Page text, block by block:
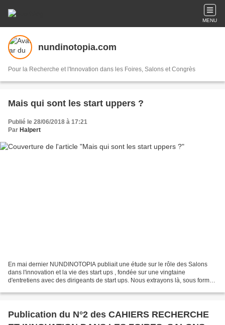
MENU
nundinotopia.com
Pour la Recherche et l'Innovation dans les Foires, Salons et Congrès
Mais qui sont les start uppers ?
Publié le 28/06/2018 à 17:21
Par Halpert
En mai dernier NUNDINOTOPIA publiait une étude sur le rôle des Salons
dans l'innovation et la vie des start ups , fondée sur une vingtaine
d'entretiens avec des dirigeants de start ups. Nous extrayons là, sous forme
Publication du N°2 des CAHIERS RECHERCHE